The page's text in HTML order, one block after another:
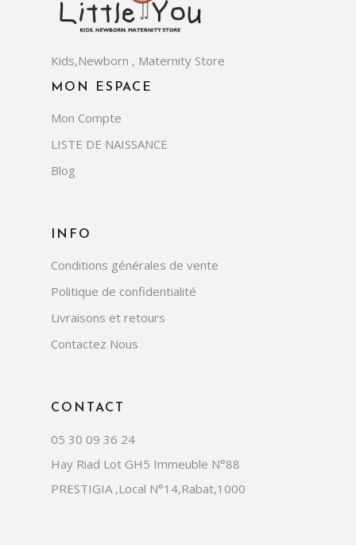
CONTACT
05 30 09 36 24
Hay Riad Lot GH5 Immeuble N°88
PRESTIGIA ,Local N°14,Rabat,1000
INFO
Conditions générales de vente
Politique de confidentialité
Livraisons et retours
Contactez Nous
MON ESPACE
Mon Compte
LISTE DE NAISSANCE
Blog
Kids,Newborn , Maternity Store